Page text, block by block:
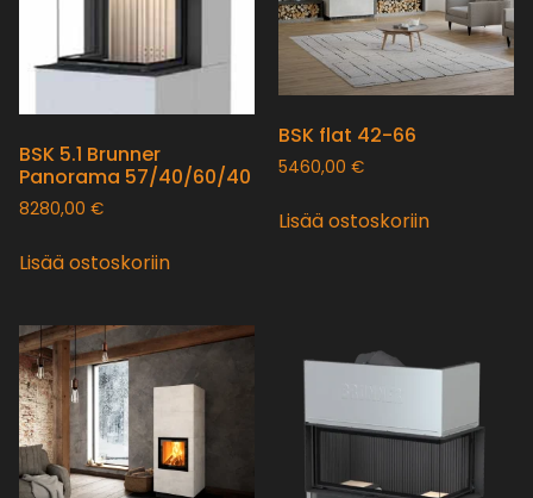
BSK 5.1 Brunner
Panorama 57/40/60/40
8280,00 €
Lisää ostoskoriin
BSK flat 42-66
5460,00 €
Lisää ostoskoriin